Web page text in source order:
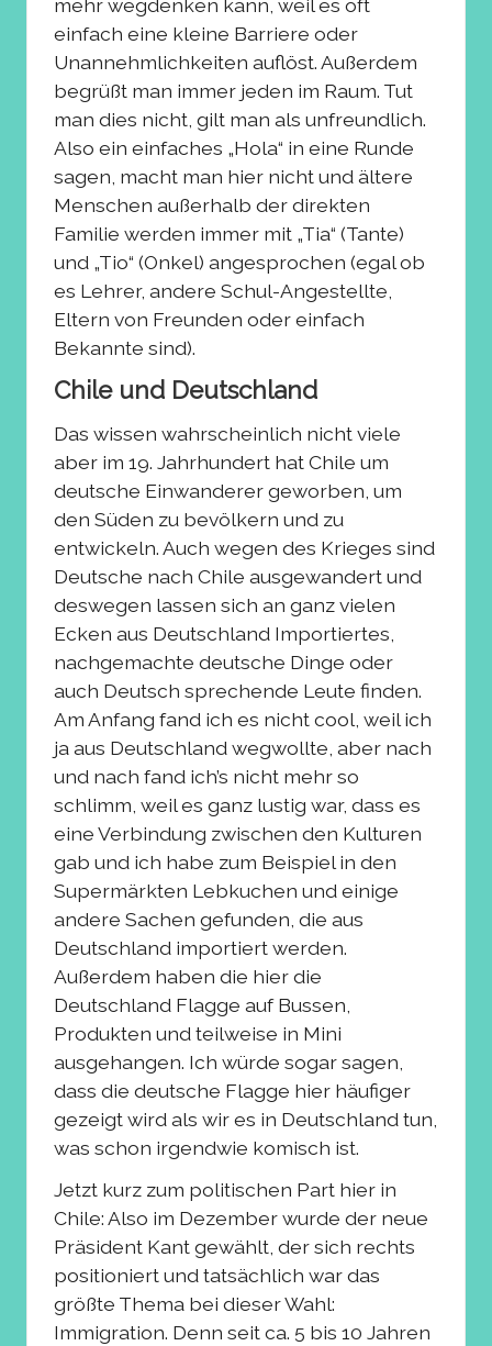
mehr wegdenken kann, weil es oft
einfach eine kleine Barriere oder
Unannehmlichkeiten auflöst. Außerdem
begrüßt man immer jeden im Raum. Tut
man dies nicht, gilt man als unfreundlich.
Also ein einfaches „Hola“ in eine Runde
sagen, macht man hier nicht und ältere
Menschen außerhalb der direkten
Familie werden immer mit „Tia“ (Tante)
und „Tio“ (Onkel) angesprochen (egal ob
es Lehrer, andere Schul-Angestellte,
Eltern von Freunden oder einfach
Bekannte sind).
Chile und Deutschland
Das wissen wahrscheinlich nicht viele
aber im 19. Jahrhundert hat Chile um
deutsche Einwanderer geworben, um
den Süden zu bevölkern und zu
entwickeln. Auch wegen des Krieges sind
Deutsche nach Chile ausgewandert und
deswegen lassen sich an ganz vielen
Ecken aus Deutschland Importiertes,
nachgemachte deutsche Dinge oder
auch Deutsch sprechende Leute finden.
Am Anfang fand ich es nicht cool, weil ich
ja aus Deutschland wegwollte, aber nach
und nach fand ich’s nicht mehr so
schlimm, weil es ganz lustig war, dass es
eine Verbindung zwischen den Kulturen
gab und ich habe zum Beispiel in den
Supermärkten Lebkuchen und einige
andere Sachen gefunden, die aus
Deutschland importiert werden.
Außerdem haben die hier die
Deutschland Flagge auf Bussen,
Produkten und teilweise in Mini
ausgehangen. Ich würde sogar sagen,
dass die deutsche Flagge hier häufiger
gezeigt wird als wir es in Deutschland tun,
was schon irgendwie komisch ist.
Jetzt kurz zum politischen Part hier in
Chile: Also im Dezember wurde der neue
Präsident Kant gewählt, der sich rechts
positioniert und tatsächlich war das
größte Thema bei dieser Wahl:
Immigration. Denn seit ca. 5 bis 10 Jahren